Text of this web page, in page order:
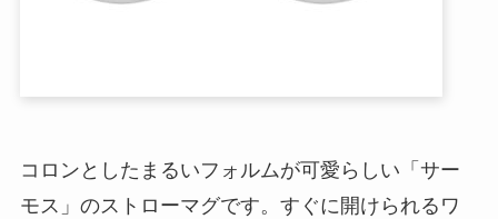
コロンとしたまるいフォルムが可愛らしい「サー
モス」のストローマグです。すぐに開けられるワ